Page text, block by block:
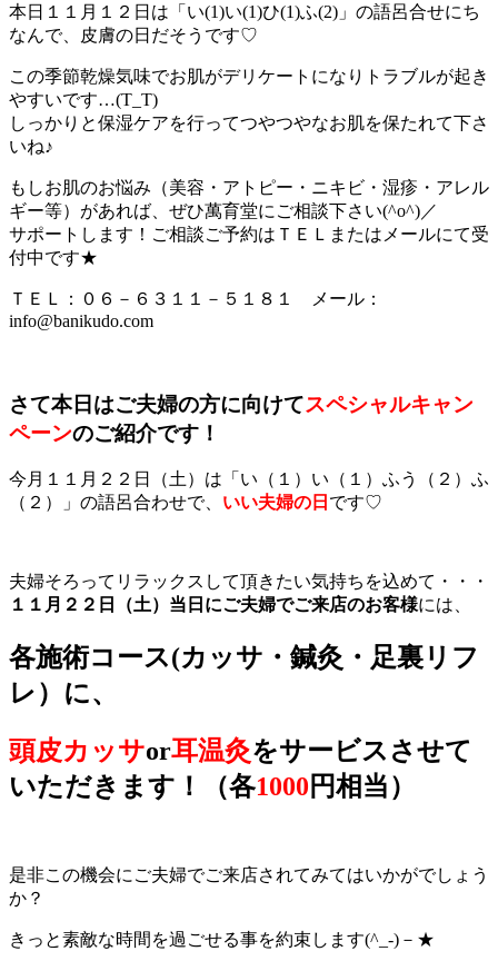
本日１１月１２日は「い(1)い(1)ひ(1)ふ(2)」の語呂合せにち
なんで、皮膚の日だそうです♡
この季節乾燥気味でお肌がデリケートになりトラブルが起き
やすいです…(T_T)
しっかりと保湿ケアを行ってつやつやなお肌を保たれて下さ
いね♪
もしお肌のお悩み（美容・アトピー・ニキビ・湿疹・アレル
ギー等）があれば、ぜひ萬育堂にご相談下さい(^o^)／
サポートします！ご相談ご予約はＴＥＬまたはメールにて受
付中です★
ＴＥＬ：０６－６３１１－５１８１ メール：
info@banikudo.com
さて本日はご夫婦の方に向けてスペシャルキャン
ペーンのご紹介です！
今月１１月２２日（土）は「い（１）い（１）ふう（２）ふ
（２）」の語呂合わせで、 いい夫婦の日 です♡
夫婦そろってリラックスして頂きたい気持ちを込めて・・・
１１月２２日（土）当日にご夫婦でご来店のお客様には、
各施術コース(カッサ・鍼灸・足裏リフ
レ）に、
頭皮カッサor耳温灸をサービスさせて
いただきます！（各1000 円相当）
是非この機会にご夫婦でご来店されてみてはいかがでしょう
か？
きっと素敵な時間を過ごせる事を約束します(^_-)－★